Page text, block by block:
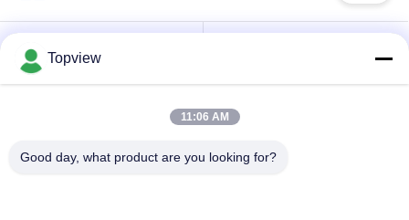
Allen in één digitale
signage
vrije bevindende
Topview
11:06 AM
Good day, what product are you looking for?